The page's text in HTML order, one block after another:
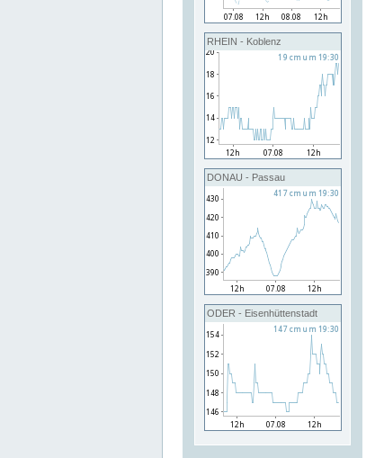
RHEIN - Koblenz
DONAU - Passau
ODER - Eisenhüttenstadt